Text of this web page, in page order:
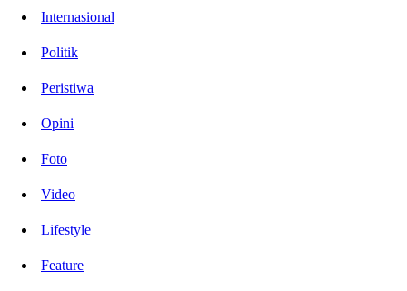
Internasional
Politik
Peristiwa
Opini
Foto
Video
Lifestyle
Feature